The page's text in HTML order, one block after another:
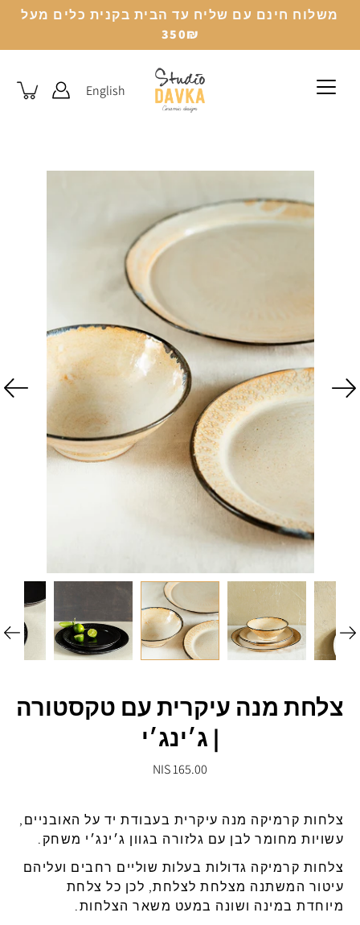
משלוח חינם עם שליח עד הבית בקנית כלים מעל
350₪
English
צלחת מנה עיקרית עם טקסטורה
| ג׳ינג׳י
165.00 NIS
צלחות קרמיקה מנה עיקרית בעבודת יד על האובניים,
עשויות מחומר לבן עם גלזורה בגוון ג׳ינג׳י משחק.
צלחות קרמיקה גדולות בעלות שוליים רחבים ועליהם
עיטור המשתנה מצלחת לצלחת, לכן כל צלחת
מיוחדת במינה ושונה במעט משאר הצלחות.